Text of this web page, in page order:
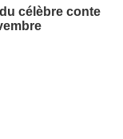
célèbre conte